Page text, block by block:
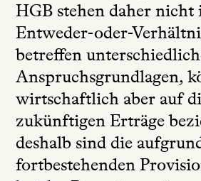
HGB stehen daher nicht
Entweder-oder-
betreffen
Anspruchsgrundlagen,
wirtschaftlich aber auf
zukünftigen Erträge
deshalb sind die
fortbestehenden